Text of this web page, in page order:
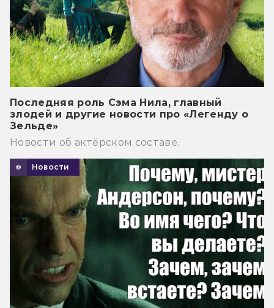
Последняя роль Сэма Нила, главный
злодей и другие новости про «Легенду о
Зельде»
Новости об актёрском составе.
Новости